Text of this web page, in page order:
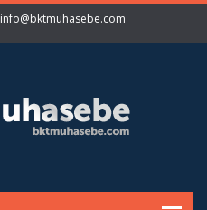
info@bktmuhasebe.com